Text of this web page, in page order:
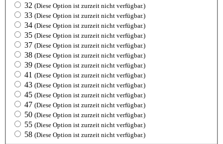
32 (Diese Option ist zurzeit nicht verfügbar.)
33 (Diese Option ist zurzeit nicht verfügbar.)
34 (Diese Option ist zurzeit nicht verfügbar.)
35 (Diese Option ist zurzeit nicht verfügbar.)
37 (Diese Option ist zurzeit nicht verfügbar.)
38 (Diese Option ist zurzeit nicht verfügbar.)
39 (Diese Option ist zurzeit nicht verfügbar.)
41 (Diese Option ist zurzeit nicht verfügbar.)
43 (Diese Option ist zurzeit nicht verfügbar.)
45 (Diese Option ist zurzeit nicht verfügbar.)
47 (Diese Option ist zurzeit nicht verfügbar.)
50 (Diese Option ist zurzeit nicht verfügbar.)
55 (Diese Option ist zurzeit nicht verfügbar.)
58 (Diese Option ist zurzeit nicht verfügbar.)